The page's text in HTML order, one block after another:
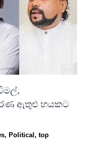
ඇතුළු හයකට
,Political,top